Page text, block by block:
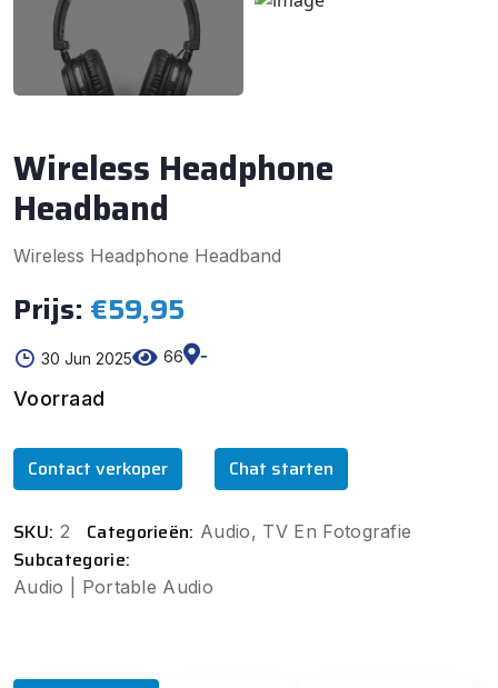
Wireless Headphone
Headband
Wireless Headphone Headband
Prijs: €59,95
30 Jun 2025 66
-
Voorraad
Contact verkoper Chat starten
SKU: 2 Categorieën: Audio, TV En Fotografie
Subcategorie:
Audio | Portable Audio